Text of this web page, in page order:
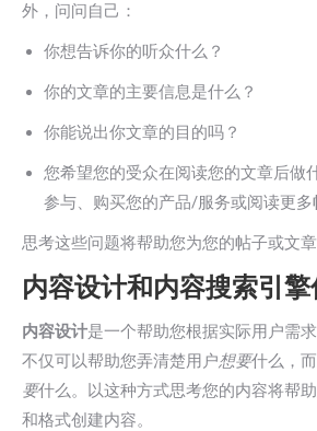
外，问问自己：
你想告诉你的听众什么？
你的文章的主要信息是什么？
你能说出你文章的目的吗？
您希望您的受众在阅读您的文章后做
参与、购买您的产品/服务或阅读更多
思考这些问题将帮助您为您的帖子或文章
内容设计和内容搜索引
内容设计是一个帮助您根据实际用户需
不仅可以帮助您弄清楚用户想要什么，
要什么。以这种方式思考您的内容将帮
和格式创建内容。